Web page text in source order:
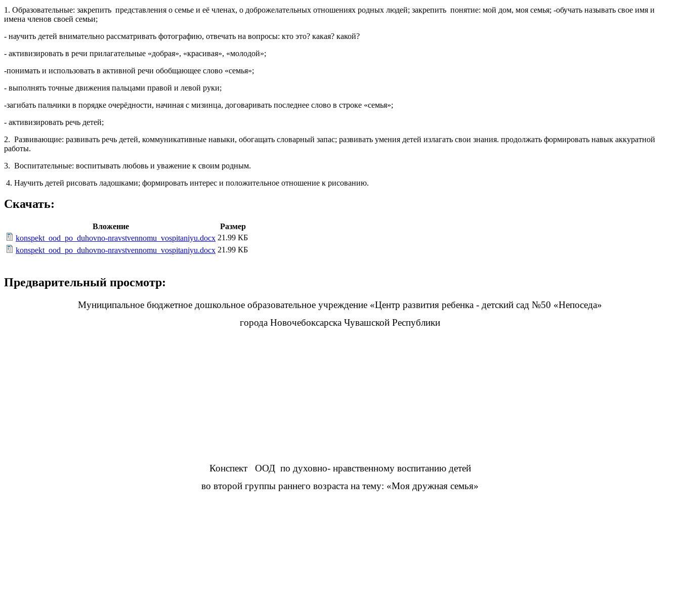
1. Образовательные: закрепить представления о семье и её членах, о доброжелательных отношениях родных людей; закрепить понятие: мой дом, моя семья; -обучать называть свое имя и
имена членов своей семьи;
- научить детей внимательно рассматривать фотографию, отвечать на вопросы: кто это? какая? какой?
- активизировать в речи прилагательные «добрая», «красивая», «молодой»;
-понимать и использовать в активной речи обобщающее слово «семья»;
- выполнять точные движения пальцами правой и левой руки;
-загибать пальчики в порядке очерёдности, начиная с мизинца, договаривать последнее слово в строке «семья»;
- активизировать речь детей;
2. Развивающие: развивать речь детей, коммуникативные навыки, обогащать словарный запас; развивать умения детей излагать свои знания. продолжать формировать навык аккуратной
работы.
3. Воспитательные: воспитывать любовь и уважение к своим родным.
4. Научить детей рисовать ладошками; формировать интерес и положительное отношение к рисованию.
Скачать:
Вложение
Размер
konspekt_ood_po_duhovno-nravstvennomu_vospitaniyu.docx 21.99 КБ
konspekt_ood_po_duhovno-nravstvennomu_vospitaniyu.docx 21.99 КБ
Предварительный просмотр:
Муниципальное бюджетное дошкольное образовательное учреждение «Центр развития ребенка - детский сад №50 «Непоседа»
города Новочебоксарска Чувашской Республики
Конспект ООД по духовно- нравственному воспитанию детей
во второй группы раннего возраста на тему: «Моя дружная семья»